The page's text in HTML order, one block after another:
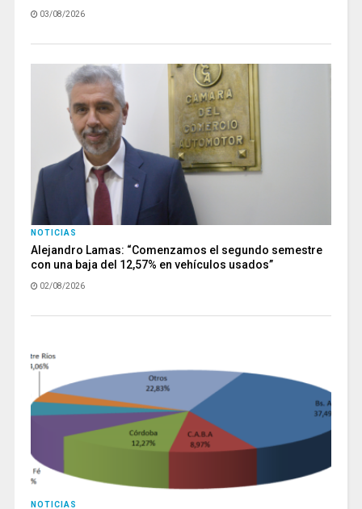
03/08/2026
NOTICIAS
Alejandro Lamas: “Comenzamos el segundo semestre
con una baja del 12,57% en vehículos usados”
02/08/2026
NOTICIAS